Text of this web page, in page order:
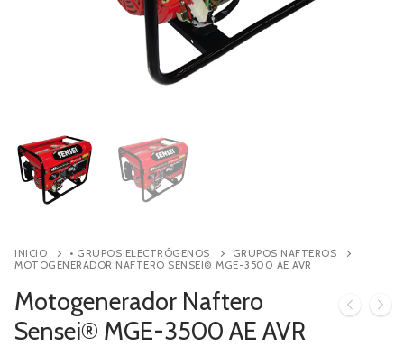
Contacto
INICIO • GRUPOS ELECTRÓGENOS
GRUPOS NAFTEROS
MOTOGENERADOR NAFTERO SENSEI® MGE-3500 AE AVR
Motogenerador Naftero
Sensei® MGE-3500 AE AVR